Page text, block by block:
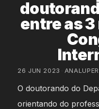
entre as
26 JUN 2023
O doutorando do
orientando do